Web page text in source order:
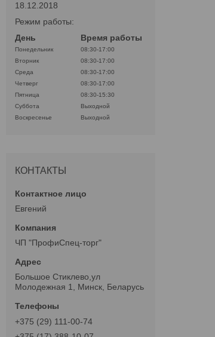
18.12.2018
Режим работы:
День
Время работы
Понедельник
08:30-17:00
Вторник
08:30-17:00
Среда
08:30-17:00
Четверг
08:30-17:00
Пятница
08:30-15:30
Суббота
Выходной
Воскресенье
Выходной
КОНТАКТЫ
Евгений
ЧП "ПрофиСпец-торг"
Большое Стиклево,ул
Молодежная 1, Минск, Беларусь
+375 (29) 111-00-74